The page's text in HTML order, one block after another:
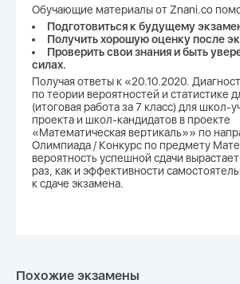
Обучающие материалы от Znani.co
Подготовиться к будущему
Получить хорошую оценку после
Проверить свои знания и быть
силах.
Получая ответы к «20.10.2020.
по теории вероятностей и статистике
(итоговая работа за 7 класс) для школ-
проекта и школ-кандидатов в проекте
«Математическая вертикаль»» по
Олимпиада / Конкурс по предмету
вероятность успешной сдачи
раз, как и эффективности
к сдаче экзамена.
Похожие экзамены